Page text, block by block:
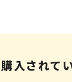
入されて